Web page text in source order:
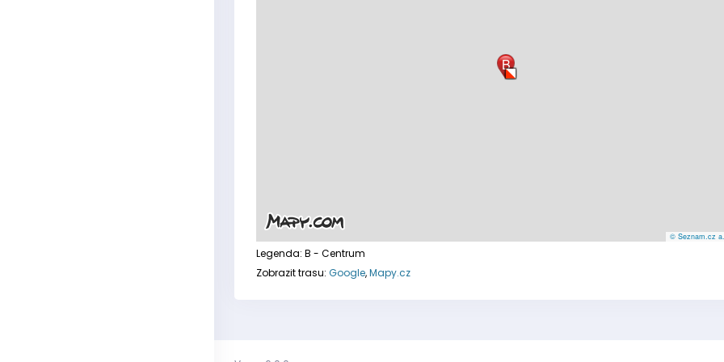
B
© Seznam.cz
Legenda: B - Centrum
Zobrazit trasu: Google,Mapy.cz